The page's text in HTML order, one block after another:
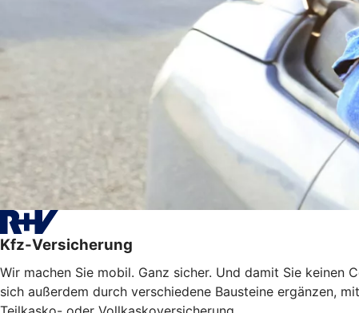
Kfz-Versicherung
Wir machen Sie mobil. Ganz sicher. Und damit Sie keinen
sich außerdem durch verschiedene Bausteine ergänzen,